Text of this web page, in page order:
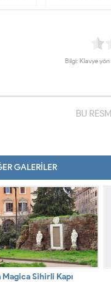
Bilgi: Klavye
BU
GALERİLER
Magica Sihirli Kapı